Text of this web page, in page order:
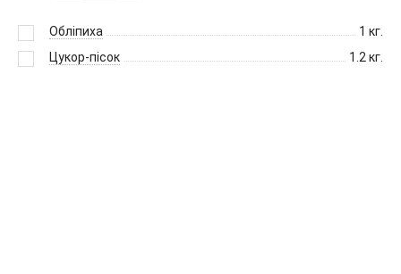
Обліпиха 1 кг.
Цукор-пісок
1.2 кг.